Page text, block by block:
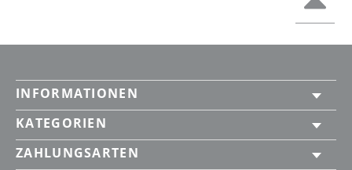
INFORMATIONEN
KATEGORIEN
ZAHLUNGSARTEN